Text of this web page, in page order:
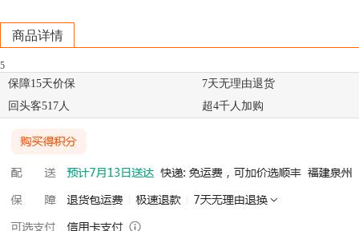
商品详情
5
保障15天价保
7天无理由退货
回头客517人
超4千人加购